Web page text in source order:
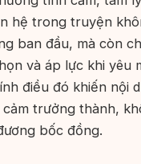
hệ trong truyện
ban đầu, mà còn
và áp lực khi yêu
điều đó khiến nội
trưởng thành,
bốc đồng.